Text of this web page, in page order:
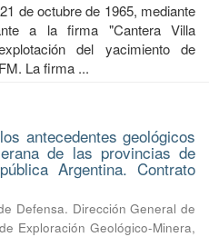
de octubre de 1965, mediante
a la firma "Cantera Villa
del yacimiento de
La firma ...
antecedentes geológicos
de las provincias de
Argentina. Contrato
Defensa. Dirección General de
Exploración Geológico-Minera,